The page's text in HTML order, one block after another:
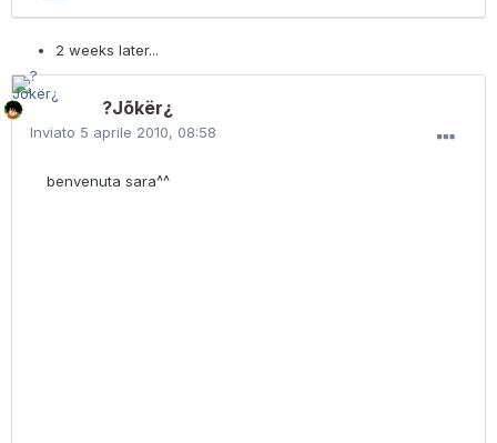
2 weeks later...
?Jõkër¿
Inviato 5 aprile 2010, 08:58
benvenuta sara^^